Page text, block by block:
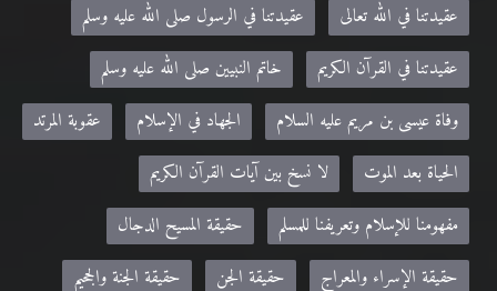
عقيدتنا في الله تعالى
عقيدتنا في الرسول صلى الله عليه وسلم
عقيدتنا في القرآن الكريم
خاتم النبيين صلى الله عليه وسلم
وفاة عيسى بن مريم عليه السلام
الجهاد في الإسلام
عقوبة المرتد
الحياة بعد الموت
لا نسخ بين آيات القرآن الكريم
مفهومنا للإسلام وتعريفنا للمسلم
حقيقة المسيح الدجال
حقيقة الإسراء والمعراج
حقيقة الجن حقيقة الجنة والجحيم